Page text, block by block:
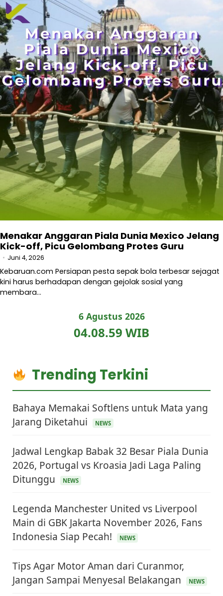
Menakar Anggaran Piala Dunia Mexico Jelang
Kick-off, Picu Gelombang Protes Guru
Juni 4, 2026
Kebaruan.com Persiapan pesta sepak bola terbesar sejagat
kini harus berhadapan dengan gejolak sosial yang
membara…
6 Agustus 2026
04.09.00 WIB
Trending Terkini
Bahaya Memakai Softlens untuk Mata yang
Jarang Diketahui
NEWS
Jadwal Lengkap Babak 32 Besar Piala Dunia
2026, Portugal vs Kroasia Jadi Laga Paling
Ditunggu
NEWS
Legenda Manchester United vs Liverpool
Main di GBK Jakarta November 2026, Fans
Indonesia Siap Pecah!
NEWS
Tips Agar Motor Aman dari Curanmor,
Jangan Sampai Menyesal Belakangan
NEWS